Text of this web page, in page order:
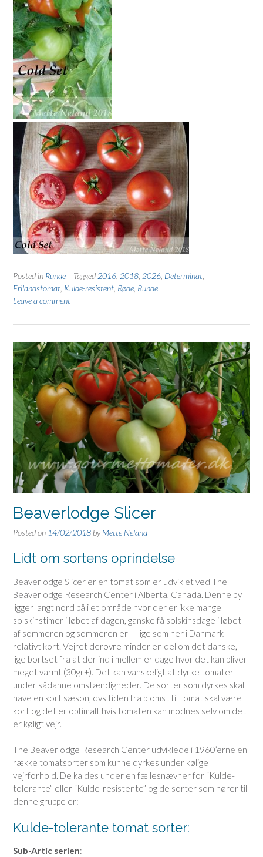
Posted in Runde Tagged 2016 2018 2026 Determinat
Frilandstomat Kulde-resistent Røde Runde
Leave a comment
Beaverlodge Slicer
Posted on 14/02/2018 byMette Neland
Lidt om sortens oprindelse
Beaverlodge Slicer er en tomat som er udviklet ved The
Beaverlodge Research Center i Alberta, Canada. Denne by
ligger langt nord på i et område hvor der er ikke mange
solskinstimer i løbet af dagen, ganske få solskinsdage i løbet
af sommeren og sommeren er – lige som her i Danmark –
relativt kort. Vejret derovre minder en del om det danske,
lige bortset fra at der ind i mellem er dage hvor det kan bliver
meget varmt (30gr+). Det kan vanskeligt at dyrke tomater
under sådanne omstændigheder. De sorter som dyrkes skal
have en kort sæson, dvs tiden fra blomst til tomat skal være
kort og det er optimalt hvis tomaten kan modnes selv om det
er køligt vejr.
The Beaverlodge Research Center udviklede i 1960’erne en
række tomatsorter som kunne dyrkes under kølige
vejrforhold. De kaldes under en fællesnævner for “Kulde-
tolerante” eller “Kulde-resistente” og de sorter som hører til
denne gruppe er:
Kulde-tolerante tomat sorter:
Sub-Artic serien: